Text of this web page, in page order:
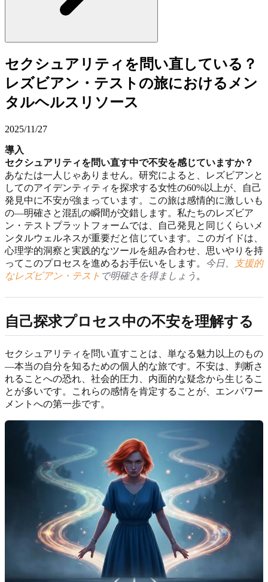
セクシュアリティを問い直している？
レズビアン・テストの旅におけるメン
タルヘルスリソース
2025/11/27
導入
セクシュアリティを問い直す中で不安を感じていますか？
あなたは一人じゃありません。研究によると、レズビアンと
してのアイデンティティを探求する女性の60%以上が、自己
発見中に不安が強まっています。この旅は感情的に激しいも
の—明確さと混乱の瞬間が交錯します。私たちのレズビア
ン・テストプラットフォームでは、自己発見と同じくらいメ
ンタルウェルネスが重要だと信じています。このガイドは、
心理学的洞察と実践的なツールを組み合わせ、思いやりを持
ってこのプロセスを進めるお手伝いをします。
今日、
支援的
なレズビアン・テスト で明確さを得ましょう 。
自己探求プロセス中の不安を理解する
セクシュアリティを問い直すことは、単なる魅力以上のもの
—本当の自分を知るための個人的な旅です。不安は、判断さ
れることへの恐れ、社会的圧力、内面的な疑念から生じるこ
とが多いです。これらの感情を肯定することが、エンパワー
メントへの第一歩です。